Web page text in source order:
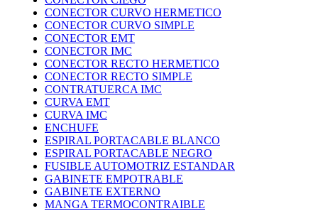
CONECTOR CURVO HERMETICO
CONECTOR CURVO SIMPLE
CONECTOR EMT
CONECTOR IMC
CONECTOR RECTO HERMETICO
CONECTOR RECTO SIMPLE
CONTRATUERCA IMC
CURVA EMT
CURVA IMC
ENCHUFE
ESPIRAL PORTACABLE BLANCO
ESPIRAL PORTACABLE NEGRO
FUSIBLE AUTOMOTRIZ ESTANDAR
GABINETE EMPOTRABLE
GABINETE EXTERNO
MANGA TERMOCONTRAIBLE